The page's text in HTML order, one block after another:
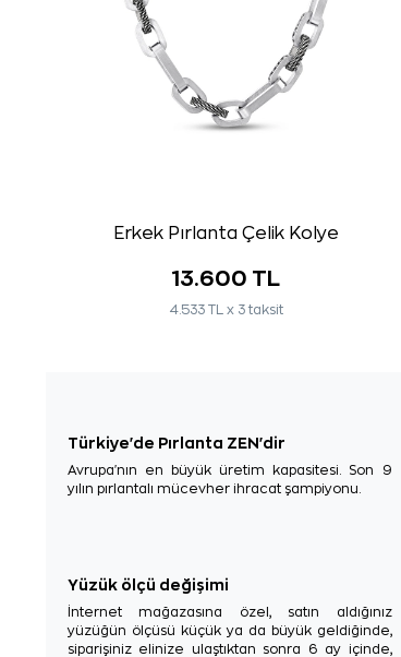
Erkek Pırlanta Çelik Kolye
13.600 TL
4.533 TL x 3 taksit
Türkiye'de Pırlanta ZEN'dir
Avrupa'nın en büyük üretim kapasitesi. Son 9
yılın pırlantalı mücevher ihracat şampiyonu.
Yüzük ölçü değişimi
İnternet mağazasına özel, satın aldığınız
yüzüğün ölçüsü küçük ya da büyük geldiğinde,
siparişiniz elinize ulaştıktan sonra 6 ay içinde,